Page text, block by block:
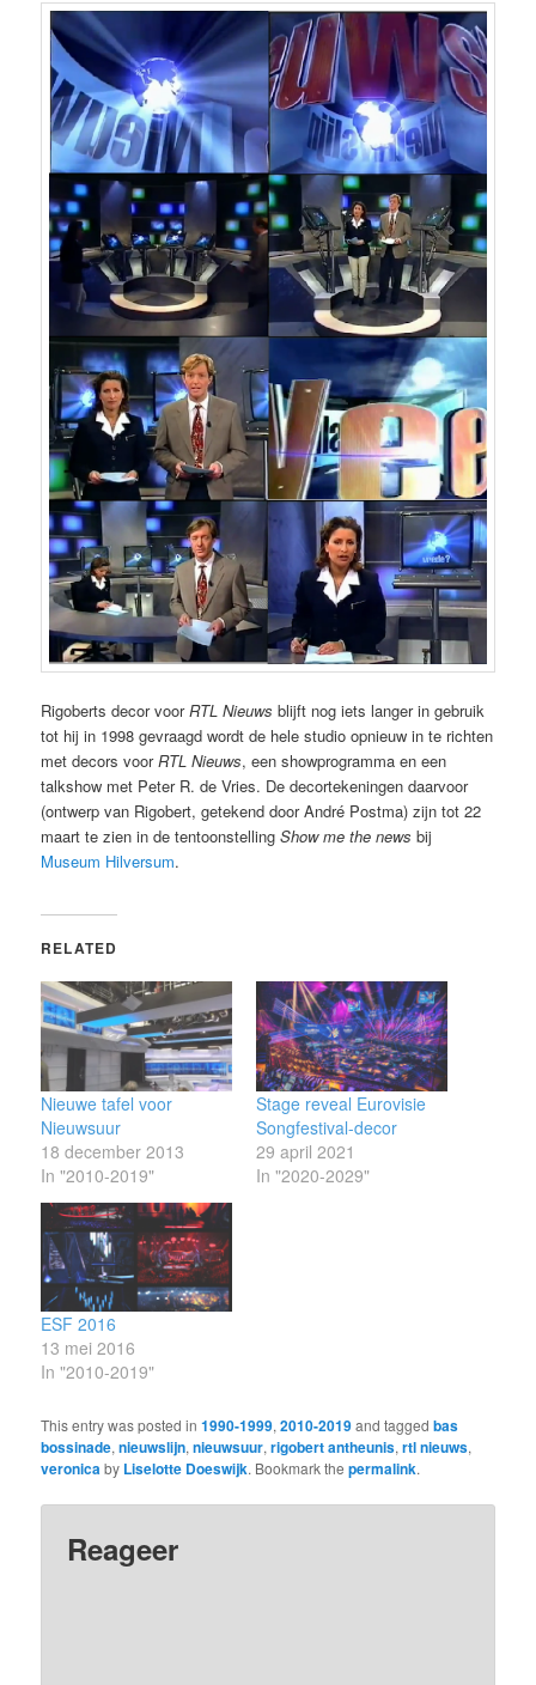
Rigoberts decor voorRTL Nieuws blijft nog iets langer in gebruik
tot hij in 1998 gevraagd wordt de hele studio opnieuw in te richten
met decors voorRTL Nieuws, een showprogramma en een
talkshow met Peter R. de Vries. De decortekeningen daarvoor
(ontwerp van Rigobert, getekend door André Postma) zijn tot 22
maart te zien in de tentoonstellingShow me the news bij
Museum Hilversum.
RELATED
Nieuwe tafel voor
Nieuwsuur
18 december 2013
In "2010-2019"
Stage reveal Eurovisie
Songfestival-decor
29 april 2021
In "2020-2029"
ESF 2016
13 mei 2016
In "2010-2019"
This entry was posted in1990-1999,2010-2019and taggedbas
bossinade,nieuwslijn,nieuwsuur,rigobert antheunis,rtl nieuws,
veronicaby Liselotte Doeswijk. Bookmark thepermalink.
Reageer